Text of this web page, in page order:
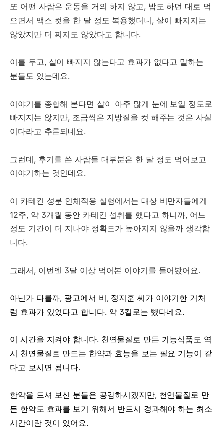
또 어떤 사람은 운동을 거의 하지 않고, 밥도 하던 대로 먹
으면서 맥스 컷을 한 달 정도 복용했더니, 살이 빠지지는
않았지만 더 찌지도 않았다고 합니다.
이를 두고, 살이 빠지지 않는다고 효과가 없다고 말하는
분들도 있는데요.
이야기를 종합해 본다면 살이 아주 많게 눈에 보일 정도로
빠지지는 않지만, 조금씩은 지방질을 컷 해주는 것은 사실
이다라고 추론되네요.
그런데, 후기를 쓴 사람들 대부분은 한 달 정도 먹어보고
이야기하는 것인데요.
이 카테킨 성분 인체적용 실험에서는 대상 비만자들에게
12주, 약 3개월 동안 카테킨 섭취를 했다고 하니까, 어느
정도 기간이 더 지나야 정확도가 높아지지 않을까 생각합
니다.
그래서, 이번엔 3달 이상 먹어본 이야기를 들어봤어요.
아닌가 다를까, 광고에서 비, 정지훈 씨가 이야기한 거처
럼 효과가 있었다고 합니다. 약 3킬로는 뺐다네요.
이 시간을 지켜야 합니다. 천연물질로 만든 기능식품도 역
시 천연물질로 만드는 한약과 효능을 보는 필요 기능이 같
다고 보시면 됩니다.
한약을 드셔 보신 분들은 공감하시겠지만, 천연물질로 만
든 한약도 효과를 보기 위해서 반드시 경과해야 하는 최소
시간이란 것이 있어요.